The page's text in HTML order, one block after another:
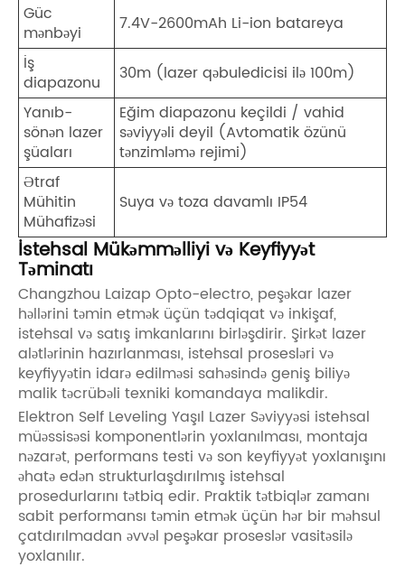
Güc
mənbəyi
7.4V-2600mAh Li-ion batareya
İş
diapazonu
30m (lazer qəbuledicisi ilə 100m)
Yanıb-
sönən lazer
şüaları
Eğim diapazonu keçildi / vahid
səviyyəli deyil (Avtomatik özünü
tənzimləmə rejimi)
Ətraf
Mühitin
Mühafizəsi
Suya və toza davamlı IP54
İstehsal Mükəmməlliyi və Keyfiyyət
Təminatı
Changzhou Laizap Opto-electro, peşəkar lazer
həllərini təmin etmək üçün tədqiqat və inkişaf,
istehsal və satış imkanlarını birləşdirir. Şirkət lazer
alətlərinin hazırlanması, istehsal prosesləri və
keyfiyyətin idarə edilməsi sahəsində geniş biliyə
malik təcrübəli texniki komandaya malikdir.
Elektron Self Leveling Yaşıl Lazer Səviyyəsi istehsal
müəssisəsi komponentlərin yoxlanılması, montaja
nəzarət, performans testi və son keyfiyyət yoxlanışını
əhatə edən strukturlaşdırılmış istehsal
prosedurlarını tətbiq edir. Praktik tətbiqlər zamanı
sabit performansı təmin etmək üçün hər bir məhsul
çatdırılmadan əvvəl peşəkar proseslər vasitəsilə
yoxlanılır.